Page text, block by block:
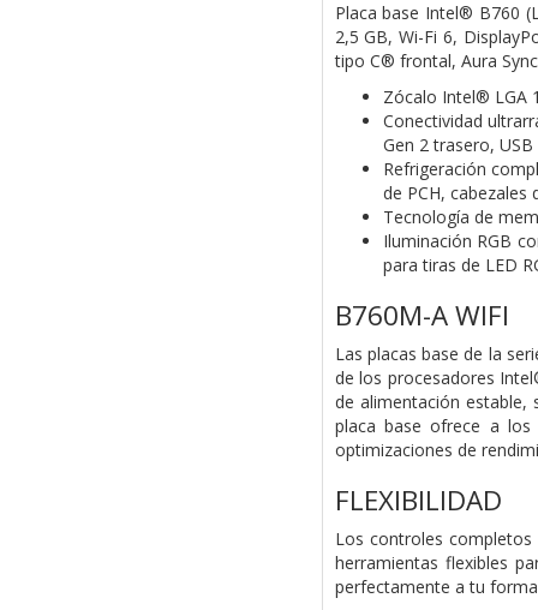
Placa base Intel® B760
2,5 GB, Wi-Fi 6,
tipo C® frontal, Aura Sync
Zócalo Intel® LGA
Conectividad
Gen 2 trasero,
Refrigeración
de PCH, cabezales
Tecnología de
Iluminación RGB
para tiras de LED
B760M-A WIFI
Las placas base de la
de los procesadores
de alimentación estable,
placa base ofrece a
optimizaciones de
FLEXIBILIDAD
Los controles completos
herramientas flexibles
perfectamente a tu